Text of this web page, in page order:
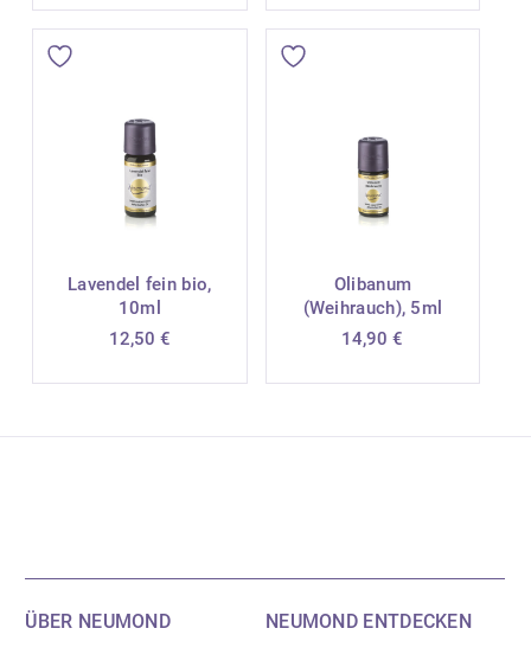
Lavendel fein bio,
10ml
12,50 €
Olibanum
(Weihrauch), 5ml
14,90€
ÜBER NEUMOND NEUMOND ENTDECKEN